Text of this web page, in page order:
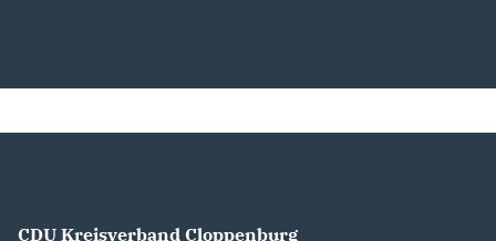
CDU Kreisverband Cloppenburg